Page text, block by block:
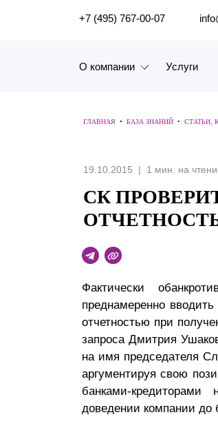
ПОИСК ПО САЙТУ
+7 (495) 767-00-07
О компании
Наш опыт
Рейтинги, Награды, Цифры
Карьера
История компании
Почему «Пепеляев Групп»?
Обращение Управляющего
Партнера
Социальная
Услуги
ГЛАВНАЯ • БАЗА ЗНАНИЙ • СТАТЬИ,
19.10.2015 1 мин. на
СК
Фактически
преднамеренно
отчетностью при
запроса Дмитрия
на имя председателя
аргументируя свою
банками-
доведении компании до